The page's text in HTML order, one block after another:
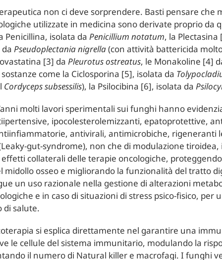
non ci deve sorprendere. Basti pensare che
utilizzate in medicina sono derivate proprio da
Penicillina, isolata da Penicillium notatum, la
Pseudoplectania nigrella(con attività battericida
[3] da Pleurotus ostreatus, le Monakoline [4]
come la Ciclosporina [5], isolata da
Cordyceps subsessilis), la Psilocibina [6], isolata da
molti lavori sperimentali sui funghi hanno
ipocolesterolemizzanti, epatoprotettive,
antivirali, antimicrobiche, rigeneranti
gut-syndrome), non che di modulazione
collaterali delle terapie oncologiche,
midollo osseo e migliorando la funzionalità del tratto
un uso razionale nella gestione di alterazioni
e in caso di situazioni di stress psico-fisico, per
di salute.
si esplica direttamente nel garantire una
le cellule del sistema immunitario, modulando la
il numero di Natural killer e macrofagi. I funghi